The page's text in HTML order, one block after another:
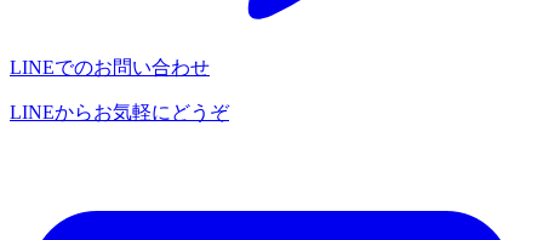
LINEでのお問い合わせ
LINEからお気軽にどうぞ